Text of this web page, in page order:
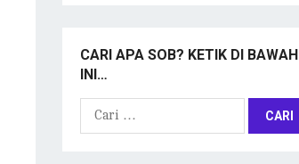
CARI APA SOB? KETIK DI BAWAH
INI…
Cari